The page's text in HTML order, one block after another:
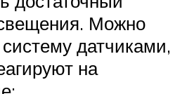
Можно
датчиками,
на